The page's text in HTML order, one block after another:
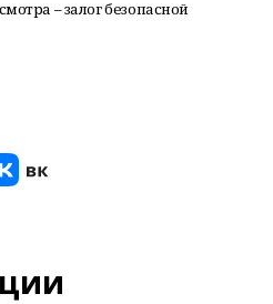
– залог безопасной